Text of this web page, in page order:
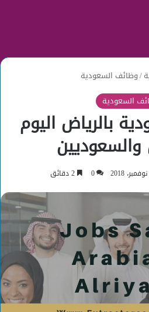
/وظائف السعودية
السعودية
بالرياض اليوم
والسعوديين
0